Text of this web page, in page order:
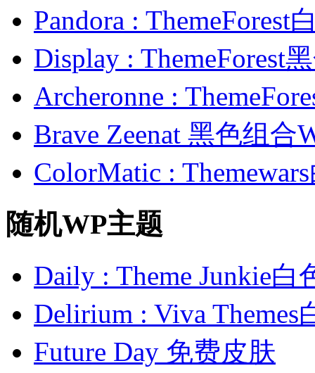
Pandora : ThemeForest
Display : ThemeForest
Archeronne :
Brave Zeenat 黑色组合
ColorMatic :
随机WP主题
Daily : Theme Junkie
Delirium : Viva
Future Day 免费皮肤